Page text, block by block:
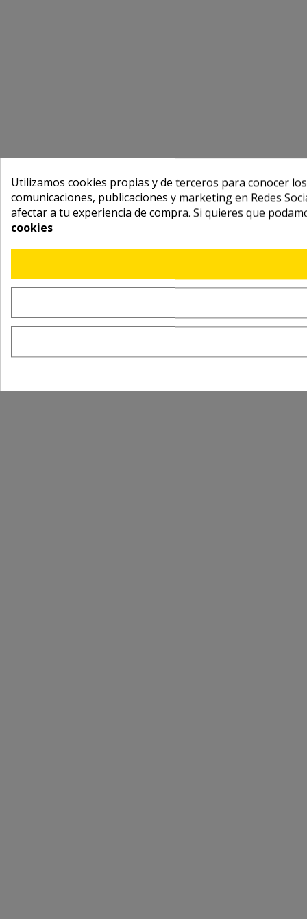
Utilizamos cookies propias y de terceros para conocer
comunicaciones, publicaciones y marketing en Redes
afectar a tu experiencia de compra. Si quieres que
cookies